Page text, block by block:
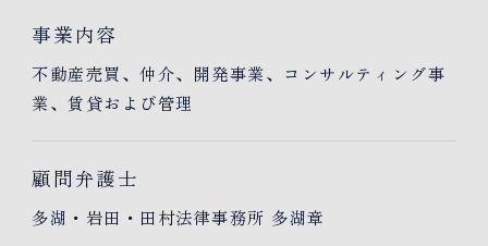
事業内容
不動産売買、仲介、開発事業、コンサルティング事
業、賃貸および管理
顧問弁護士
多湖・岩田・田村法律事務所 多湖章